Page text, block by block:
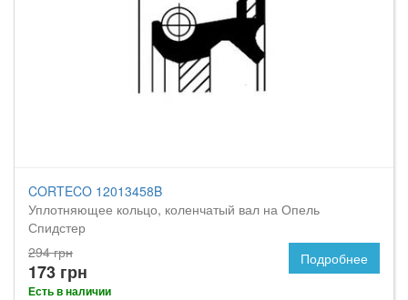
CORTECO 12013458B
Уплотняющее кольцо, коленчатый вал на Опель
Спидстер
294 грн
173 грн
Есть в наличии
Подробнее